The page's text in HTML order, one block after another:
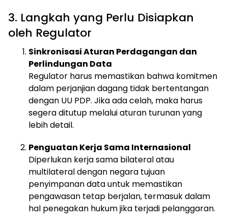
3. Langkah yang Perlu Disiapkan
oleh Regulator
Sinkronisasi Aturan Perdagangan dan
Perlindungan Data
Regulator harus memastikan bahwa komitmen
dalam perjanjian dagang tidak bertentangan
dengan UU PDP. Jika ada celah, maka harus
segera ditutup melalui aturan turunan yang
lebih detail.
Penguatan Kerja Sama Internasional
Diperlukan kerja sama bilateral atau
multilateral dengan negara tujuan
penyimpanan data untuk memastikan
pengawasan tetap berjalan, termasuk dalam
hal penegakan hukum jika terjadi pelanggaran.